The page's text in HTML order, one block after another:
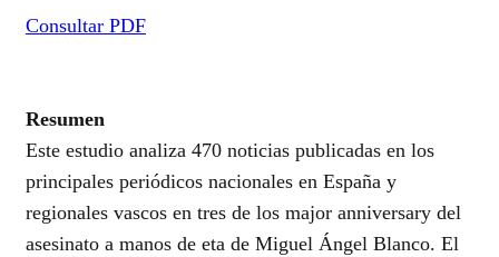
Consultar PDF
Resumen
Este estudio analiza 470 noticias publicadas en los
principales periódicos nacionales en España y
regionales vascos en tres de los major anniversary del
asesinato a manos de eta de Miguel Ángel Blanco. El